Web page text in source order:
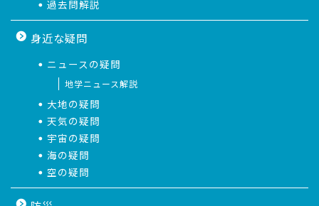
過去問解説
身近な疑問
ニュースの疑問
地学ニュース解説
大地の疑問
天気の疑問
宇宙の疑問
海の疑問
空の疑問